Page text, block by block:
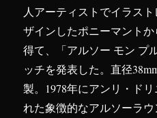
人アーティストでイラス
ザインしたポニーマント
得て、「アルソー モン プ
ッチを発表した。直径
製。1978年にアンリ・ド
れた象徴的なアルソーラ